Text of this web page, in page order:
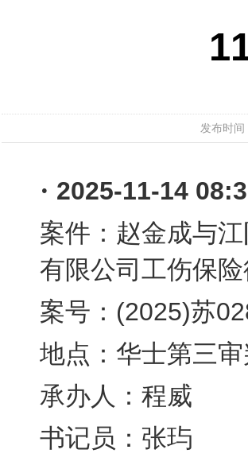
发布时
· 2025-11-14
案件：赵金成与
有限公司工伤保
案号： (2025)苏
地点：华士第三
承办人：程威
书记员：张玙